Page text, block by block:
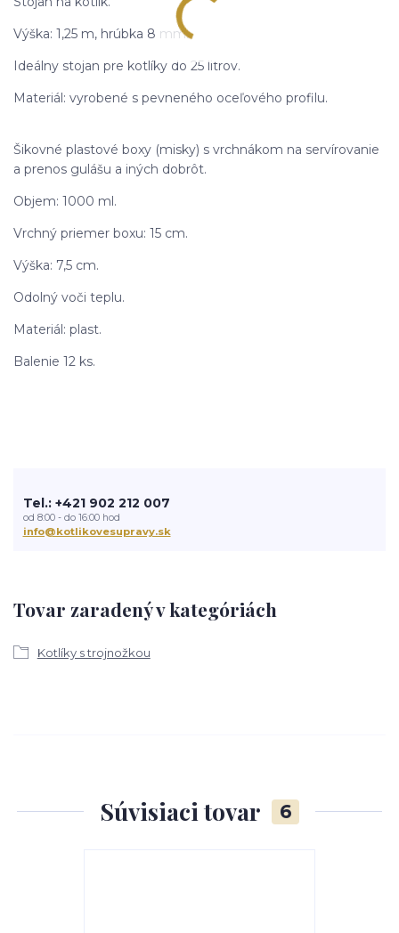
Výška: 1,25 m, hrúbka 8 mm.
Ideálny stojan pre kotlíky do 25 litrov.
Materiál: vyrobené s pevneného oceľového profilu.
Šikovné plastové boxy (misky) s vrchnákom na servírovanie
a prenos gulášu a iných dobrôt.
Objem: 1000 ml.
Vrchný priemer boxu: 15 cm.
Výška: 7,5 cm.
Odolný voči teplu.
Materiál: plast.
Balenie 12 ks.
Tovar zaradený v kategóriách
Kotlíky s trojnožkou
Tel.: +421 902 212 007
od 8:00 - do 16:00 hod
info@kotlikovesupravy.sk
Súvisiaci tovar 6